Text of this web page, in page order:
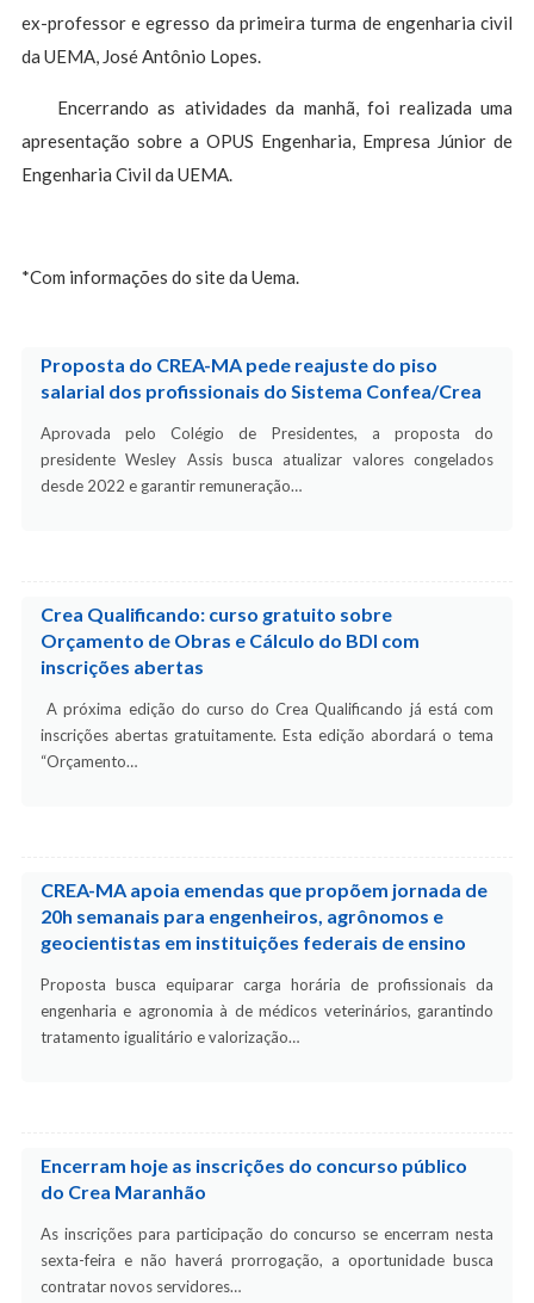
ex-professor e egresso da primeira turma de engenharia civil
da UEMA, José Antônio Lopes.
Encerrando as atividades da manhã, foi realizada uma
apresentação sobre a OPUS Engenharia, Empresa Júnior de
Engenharia Civil da UEMA.
*Com informações do site da Uema.
Proposta do CREA-MA pede reajuste do piso
salarial dos profissionais do Sistema Confea/Crea
Aprovada pelo Colégio de Presidentes, a proposta do
presidente Wesley Assis busca atualizar valores congelados
desde 2022 e garantir remuneração…
Crea Qualificando: curso gratuito sobre
Orçamento de Obras e Cálculo do BDI com
inscrições abertas
A próxima edição do curso do Crea Qualificando já está com
inscrições abertas gratuitamente. Esta edição abordará o tema
“Orçamento…
CREA-MA apoia emendas que propõem jornada de
20h semanais para engenheiros, agrônomos e
geocientistas em instituições federais de ensino
Proposta busca equiparar carga horária de profissionais da
engenharia e agronomia à de médicos veterinários, garantindo
tratamento igualitário e valorização…
Encerram hoje as inscrições do concurso público
do Crea Maranhão
As inscrições para participação do concurso se encerram nesta
sexta-feira e não haverá prorrogação, a oportunidade busca
contratar novos servidores…